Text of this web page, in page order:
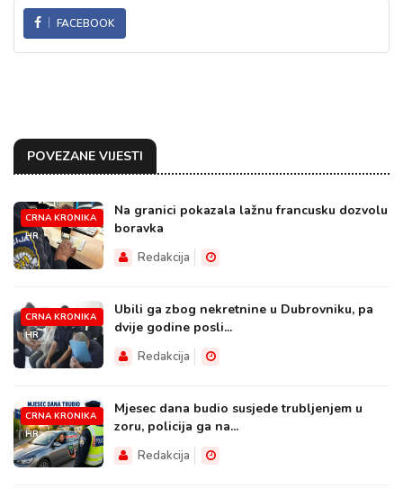
FACEBOOK
POVEZANE VIJESTI
CRNA KRONIKA
HR
Na granici pokazala lažnu francusku dozvolu
boravka
Redakcija
CRNA KRONIKA
HR
Ubili ga zbog nekretnine u Dubrovniku, pa
dvije godine posli...
Redakcija
CRNA KRONIKA
HR
Mjesec dana budio susjede trubljenjem u
zoru, policija ga na...
Redakcija